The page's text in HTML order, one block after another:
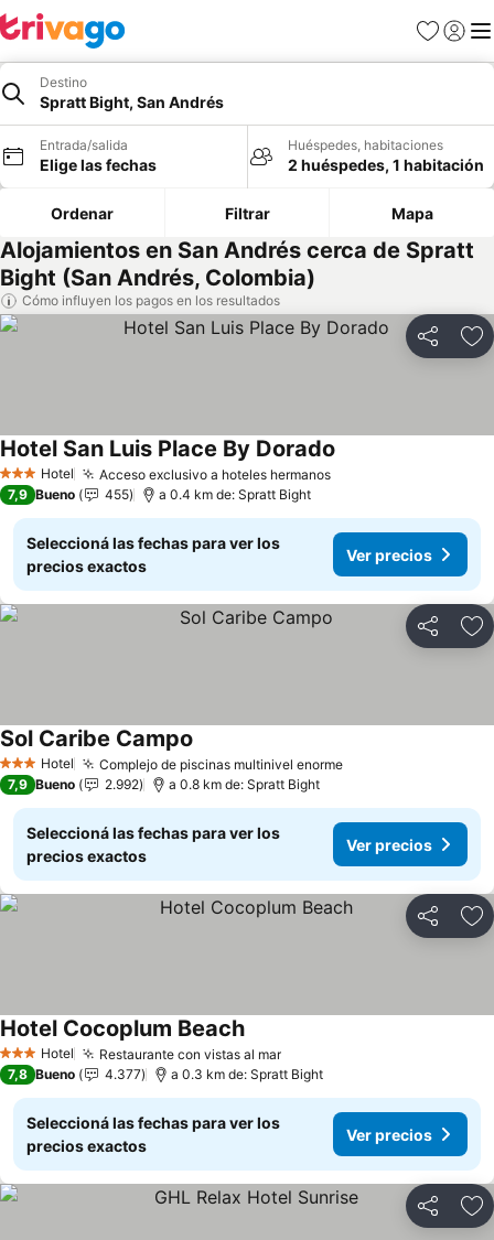
Favoritos
Iniciar
Destino
Spratt Bight, San Andrés
Entrada/salida
Elige las fechas
Huéspedes, habitaciones
2 huéspedes, 1 habitación
Ordenar Filtrar Mapa
Alojamientos en San Andrés cerca de Spratt
Bight (San Andrés, Colombia)
Cómo influyen los pagos en los resultados
Compartir
3 Estrellas
Hotel Acceso exclusivo a hoteles hermanosVer precios
Hotel San Luis Place By Dorado
7,9 Bueno 455 a 0.4 km de: Spratt Bight
Seleccioná las fechas para ver los
precios exactos
Ver precios
Compartir
3 Estrellas
Hotel Complejo de piscinas multinivel enormeVer precios
Sol Caribe Campo
7,9 Bueno 2.992 a 0.8 km de: Spratt Bight
Seleccioná las fechas para ver los
precios exactos
Ver precios
Compartir
3 Estrellas
Hotel Restaurante con vistas al marVer precios
Hotel Cocoplum BeachVer precios
7,8 Bueno 4.377 a 0.3 km de: Spratt Bight
Seleccioná las fechas para ver los
precios exactos
Ver precios
Compartir